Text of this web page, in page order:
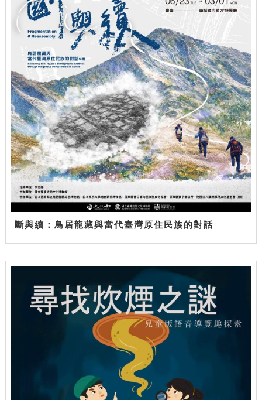
斷與續：鳥居龍藏與當代臺灣原住民族的對話